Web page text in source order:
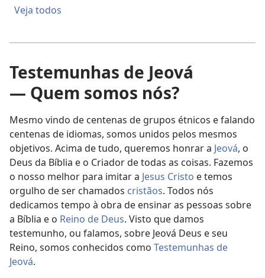
Veja todos
Testemunhas de Jeová
— Quem somos nós?
Mesmo vindo de centenas de grupos étnicos e falando
centenas de idiomas, somos unidos pelos mesmos
objetivos. Acima de tudo, queremos honrar a Jeová, o
Deus da Bíblia e o Criador de todas as coisas. Fazemos
o nosso melhor para imitar a Jesus Cristo e temos
orgulho de ser chamados cristãos. Todos nós
dedicamos tempo à obra de ensinar as pessoas sobre
a Bíblia e o Reino de Deus. Visto que damos
testemunho, ou falamos, sobre Jeová Deus e seu
Reino, somos conhecidos como Testemunhas de
Jeová.